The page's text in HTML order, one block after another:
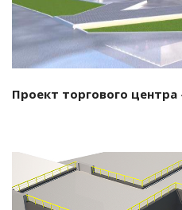
Проект торгового